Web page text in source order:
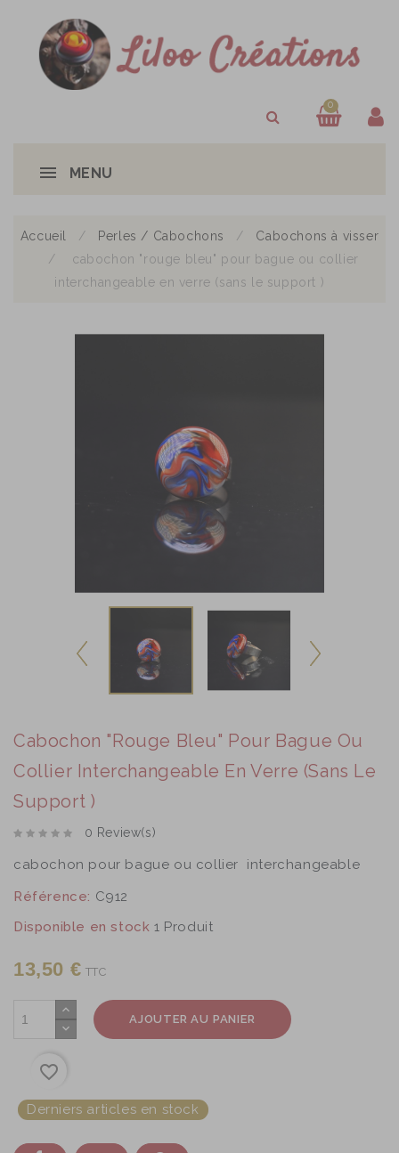
0
MENU
Accueil Perles / Cabochons
Cabochons à visser
cabochon "rouge bleu" pour bague ou collier
interchangeable en verre (sans le support )
Cabochon "rouge Bleu" Pour Bague Ou
Collier Interchangeable En Verre (sans Le
Support )
0 Review(s)
cabochon pour bague ou collier interchangeable
Référence: C912
Disponible en stock 1 Produit
13,50 € TTC
AJOUTER AU PANIER
favorite_border
Derniers articles en stock